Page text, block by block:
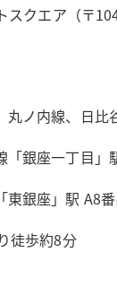
スクエア（〒
丸ノ内線、​日比
「銀座一丁目」
東銀座」駅 ​A8
徒歩約8分